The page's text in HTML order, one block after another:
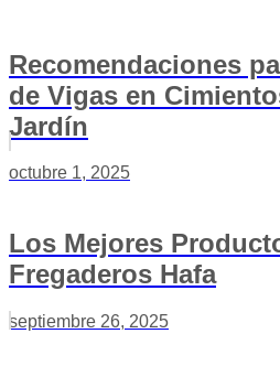
Recomendaciones
de Vigas en
Jardín
octubre 1, 2025
Los Mejores
Fregaderos Hafa
septiembre 26, 2025